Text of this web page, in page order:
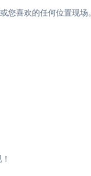
喜欢的任何位置现场。